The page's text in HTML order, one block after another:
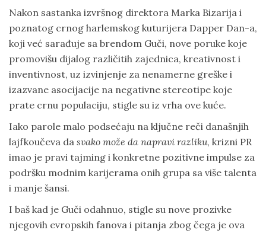
Nakon sastanka izvršnog direktora Marka Bizarija i
poznatog crnog harlemskog kuturijera Dapper Dan-a,
koji već sarađuje sa brendom Guči, nove poruke koje
promovišu dijalog različitih zajednica, kreativnost i
inventivnost, uz izvinjenje za nenamerne greške i
izazvane asocijacije na negativne stereotipe koje
prate crnu populaciju, stigle su iz vrha ove kuće.
Iako parole malo podsećaju na ključne reči današnjih
lajfkoučeva da svako može da napravi razliku, krizni PR
imao je pravi tajming i konkretne pozitivne impulse za
podršku modnim karijerama onih grupa sa više talenta
i manje šansi.
I baš kad je Guči odahnuo, stigle su nove prozivke
njegovih evropskih fanova i pitanja zbog čega je ova